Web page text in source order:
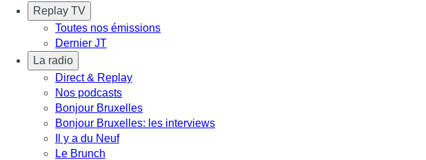
Replay TV
Toutes nos émissions
Dernier JT
La radio
Direct & Replay
Nos podcasts
Bonjour Bruxelles
Bonjour Bruxelles: les interviews
Il y a du Neuf
Le Brunch